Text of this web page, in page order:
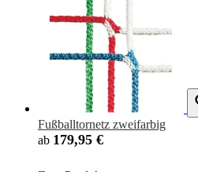
Fußballtornetz zweifarbig
ab 179,95 €